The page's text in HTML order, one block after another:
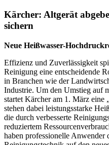
Kärcher: Altgerät
sichern
Neue Heißwasser-
Effizienz und Zuverlässigkeit
Reinigung eine entscheidende
in Branchen wie der
Industrie. Um den Umstieg auf
startet Kärcher am 1. März
stehen dabei leistungsstarke
die durch verbesserte
reduziertem
haben professionelle Anwender